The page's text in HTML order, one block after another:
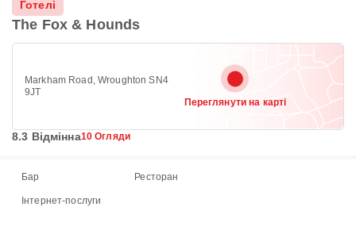
Готелі
The Fox & Hounds
Markham Road, Wroughton SN4
9JT
Переглянути на карті
8.3 Відмінна10 Огляди
Бар Ресторан
Інтернет-послуги